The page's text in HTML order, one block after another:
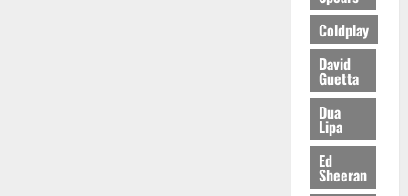
Coldplay
David
Guetta
Dua
Lipa
Ed
Sheeran